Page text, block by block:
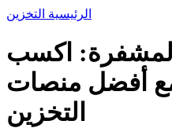
العقود الآجلة
الرئيسية التخزين
اكسب
مع أفضل منصات
التخزين